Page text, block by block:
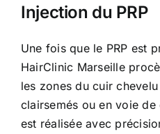
Injection du PRP
Une fois que le PRP est
HairClinic Marseille
les zones du cuir
clairsemés ou en voie
est réalisée avec